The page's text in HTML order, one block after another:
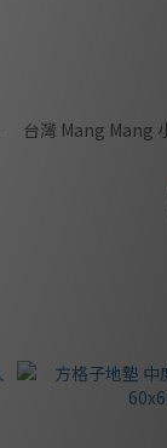
台灣 Mang Mang